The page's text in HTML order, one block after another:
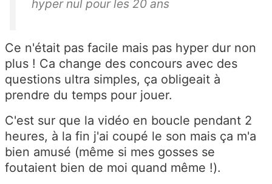
hyper nul pour les 20 ans
Ce n'était pas facile mais pas hyper dur non
plus ! Ca change des concours avec des
questions ultra simples, ça obligeait à
prendre du temps pour jouer.
C'est sur que la vidéo en boucle pendant 2
heures, à la fin j'ai coupé le son mais ça m'a
bien amusé (même si mes gosses se
foutaient bien de moi quand même !).